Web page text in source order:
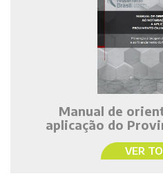
Manual de
aplicação do
VER